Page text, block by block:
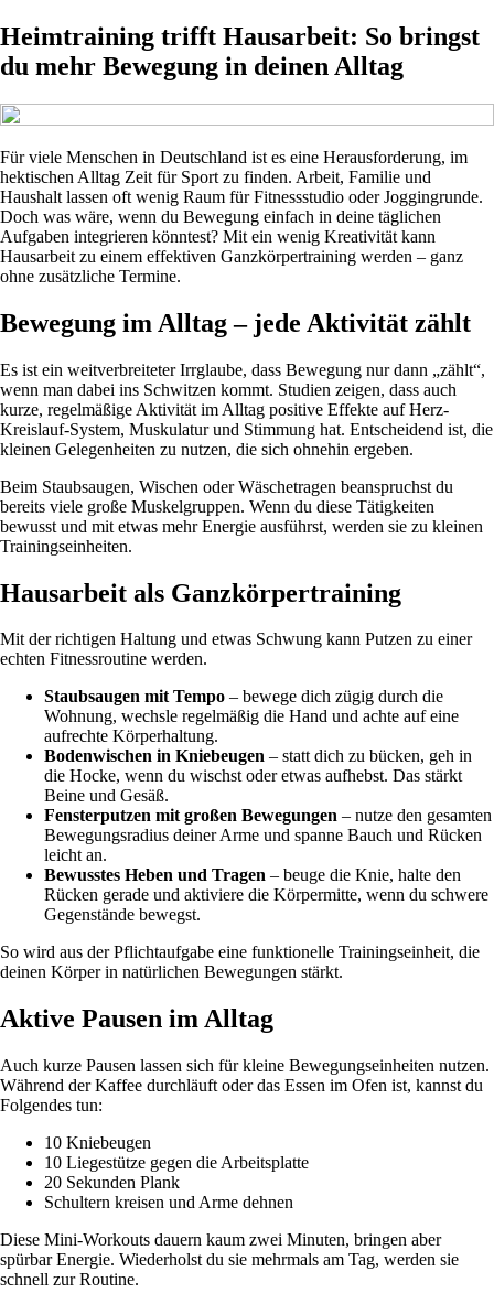
Heimtraining trifft Hausarbeit: So bringst
du mehr Bewegung in deinen Alltag
Für viele Menschen in Deutschland ist es eine Herausforderung, im
hektischen Alltag Zeit für Sport zu finden. Arbeit, Familie und
Haushalt lassen oft wenig Raum für Fitnessstudio oder Joggingrunde.
Doch was wäre, wenn du Bewegung einfach in deine täglichen
Aufgaben integrieren könntest? Mit ein wenig Kreativität kann
Hausarbeit zu einem effektiven Ganzkörpertraining werden – ganz
ohne zusätzliche Termine.
Bewegung im Alltag – jede Aktivität zählt
Es ist ein weitverbreiteter Irrglaube, dass Bewegung nur dann „zählt“,
wenn man dabei ins Schwitzen kommt. Studien zeigen, dass auch
kurze, regelmäßige Aktivität im Alltag positive Effekte auf Herz-
Kreislauf-System, Muskulatur und Stimmung hat. Entscheidend ist, die
kleinen Gelegenheiten zu nutzen, die sich ohnehin ergeben.
Beim Staubsaugen, Wischen oder Wäschetragen beanspruchst du
bereits viele große Muskelgruppen. Wenn du diese Tätigkeiten
bewusst und mit etwas mehr Energie ausführst, werden sie zu kleinen
Trainingseinheiten.
Hausarbeit als Ganzkörpertraining
Mit der richtigen Haltung und etwas Schwung kann Putzen zu einer
echten Fitnessroutine werden.
Staubsaugen mit Tempo – bewege dich zügig durch die
Wohnung, wechsle regelmäßig die Hand und achte auf eine
aufrechte Körperhaltung.
Bodenwischen in Kniebeugen – statt dich zu bücken, geh in
die Hocke, wenn du wischst oder etwas aufhebst. Das stärkt
Beine und Gesäß.
Fensterputzen mit großen Bewegungen – nutze den gesamten
Bewegungsradius deiner Arme und spanne Bauch und Rücken
leicht an.
Bewusstes Heben und Tragen – beuge die Knie, halte den
Rücken gerade und aktiviere die Körpermitte, wenn du schwere
Gegenstände bewegst.
So wird aus der Pflichtaufgabe eine funktionelle Trainingseinheit, die
deinen Körper in natürlichen Bewegungen stärkt.
Aktive Pausen im Alltag
Auch kurze Pausen lassen sich für kleine Bewegungseinheiten nutzen.
Während der Kaffee durchläuft oder das Essen im Ofen ist, kannst du
Folgendes tun:
10 Kniebeugen
10 Liegestütze gegen die Arbeitsplatte
20 Sekunden Plank
Schultern kreisen und Arme dehnen
Diese Mini-Workouts dauern kaum zwei Minuten, bringen aber
spürbar Energie. Wiederholst du sie mehrmals am Tag, werden sie
schnell zur Routine.